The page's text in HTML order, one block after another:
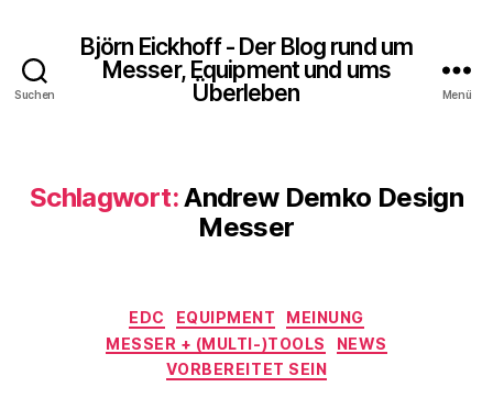
Suchen
Björn Eickhoff - Der Blog rund um
Messer, Equipment und ums
Überleben
Menü
Schlagwort:Andrew Demko Design
Messer
Kategorien
EDC EQUIPMENT
MEINUNG
MESSER + (MULTI-)TOOLS
NEWS
VORBEREITET SEIN